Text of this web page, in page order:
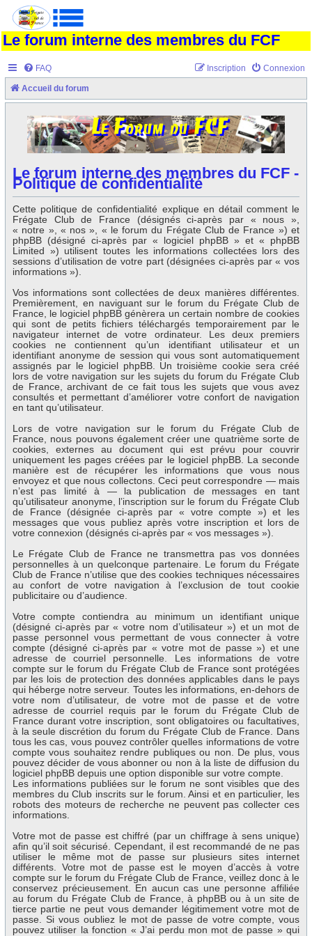
Le forum interne des membres du FCF
FAQ Connexion
Inscription
Accueil du forum
Le forum interne des membres du FCF -
Politique de confidentialité
Cette politique de confidentialité explique en détail comment le
Frégate Club de France (désignés ci-après par « nous »,
« notre », « nos », « le forum du Frégate Club de France ») et
phpBB (désigné ci-après par « logiciel phpBB » et « phpBB
Limited ») utilisent toutes les informations collectées lors des
sessions d’utilisation de votre part (désignées ci-après par « vos
informations »).
Vos informations sont collectées de deux manières différentes.
Premièrement, en naviguant sur le forum du Frégate Club de
France, le logiciel phpBB génèrera un certain nombre de cookies
qui sont de petits fichiers téléchargés temporairement par le
navigateur internet de votre ordinateur. Les deux premiers
cookies ne contiennent qu’un identifiant utilisateur et un
identifiant anonyme de session qui vous sont automatiquement
assignés par le logiciel phpBB. Un troisième cookie sera créé
lors de votre navigation sur les sujets du forum du Frégate Club
de France, archivant de ce fait tous les sujets que vous avez
consultés et permettant d’améliorer votre confort de navigation
en tant qu’utilisateur.
Lors de votre navigation sur le forum du Frégate Club de
France, nous pouvons également créer une quatrième sorte de
cookies, externes au document qui est prévu pour couvrir
uniquement les pages créées par le logiciel phpBB. La seconde
manière est de récupérer les informations que vous nous
envoyez et que nous collectons. Ceci peut correspondre — mais
n’est pas limité à — la publication de messages en tant
qu’utilisateur anonyme, l’inscription sur le forum du Frégate Club
de France (désignée ci-après par « votre compte ») et les
messages que vous publiez après votre inscription et lors de
votre connexion (désignés ci-après par « vos messages »).
Le Frégate Club de France ne transmettra pas vos données
personnelles à un quelconque partenaire. Le forum du Frégate
Club de France n’utilise que des cookies techniques nécessaires
au confort de votre navigation à l’exclusion de tout cookie
publicitaire ou d’audience.
Votre compte contiendra au minimum un identifiant unique
(désigné ci-après par « votre nom d’utilisateur ») et un mot de
passe personnel vous permettant de vous connecter à votre
compte (désigné ci-après par « votre mot de passe ») et une
adresse de courriel personnelle. Les informations de votre
compte sur le forum du Frégate Club de France sont protégées
par les lois de protection des données applicables dans le pays
qui héberge notre serveur. Toutes les informations, en-dehors de
votre nom d’utilisateur, de votre mot de passe et de votre
adresse de courriel requis par le forum du Frégate Club de
France durant votre inscription, sont obligatoires ou facultatives,
à la seule discrétion du forum du Frégate Club de France. Dans
tous les cas, vous pouvez contrôler quelles informations de votre
compte vous souhaitez rendre publiques ou non. De plus, vous
pouvez décider de vous abonner ou non à la liste de diffusion du
logiciel phpBB depuis une option disponible sur votre compte.
Les informations publiées sur le forum ne sont visibles que des
membres du Club inscrits sur le forum. Ainsi et en particulier, les
robots des moteurs de recherche ne peuvent pas collecter ces
informations.
Votre mot de passe est chiffré (par un chiffrage à sens unique)
afin qu’il soit sécurisé. Cependant, il est recommandé de ne pas
utiliser le même mot de passe sur plusieurs sites internet
différents. Votre mot de passe est le moyen d’accès à votre
compte sur le forum du Frégate Club de France, veillez donc à le
conservez précieusement. En aucun cas une personne affiliée
au forum du Frégate Club de France, à phpBB ou à un site de
tierce partie ne peut vous demander légitimement votre mot de
passe. Si vous oubliez le mot de passe de votre compte, vous
pouvez utiliser la fonction « J’ai perdu mon mot de passe » qui